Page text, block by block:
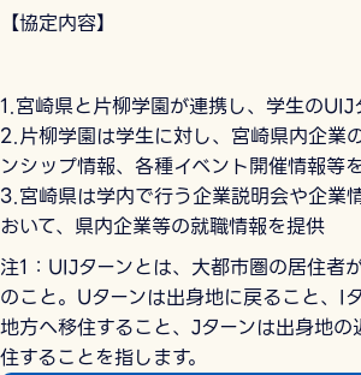
【協定内容】
1.宮崎県と⽚柳学園が連携し、学⽣のUIJ
2.⽚柳学園は学⽣に対し、宮崎県内企業
ンシップ情報、各種イベント開催情報等
3.宮崎県は学内で⾏う企業説明会や企業
おいて、県内企業等の就職情報を提供
注1：UIJターンとは、大都市圏の居住者
のこと。Uターンは出身地に戻ること、I
地方へ移住すること、Jターンは出身地
住することを指します。